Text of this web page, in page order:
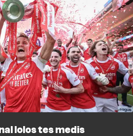
lolos tes medis